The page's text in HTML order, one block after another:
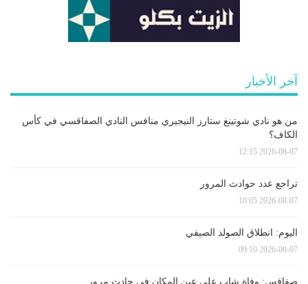
آخر الأخبار
من هو نادي شوتينغ ستارز النيجيري منافس النادي الصفاقسي في كأس
الكاف؟
2026-08-07 12:15
تراجع عدد حوادث المرور
2026-08-07 10:05
اليوم: انطلاق الصولد الصيفي
2026-08-07 09:10
صفاقس: وفاة شاب على عين المكان في حادث مرور